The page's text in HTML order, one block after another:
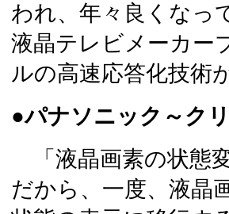
われ、年々良くなっ
液晶テレビメーカー
ルの高速応答化技術
●パナソニック～ク
「液晶画素の状態
だから、一度、液晶